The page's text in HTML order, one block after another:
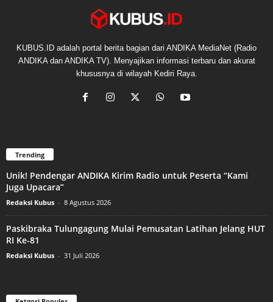
KUBUS.ID adalah portal berita bagian dari ANDIKA MediaNet (Radio
ANDIKA dan ANDIKA TV). Menyajikan informasi terbaru dan akurat
khususnya di wilayah Kediri Raya.
Trending
Unik! Pendengar ANDIKA Kirim Radio untuk Peserta “Kami
Juga Upacara”
Redaksi Kubus - 8 Agustus 2026
Paskibraka Tulungagung Mulai Pemusatan Latihan Jelang HUT
RI Ke-81
Redaksi Kubus - 31 Juli 2026